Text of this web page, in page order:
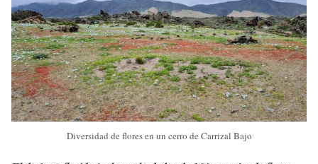
Diversidad de flores en un cerro de Carrizal Bajo